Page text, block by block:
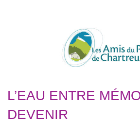
L’EAU ENTRE
DEVENIR